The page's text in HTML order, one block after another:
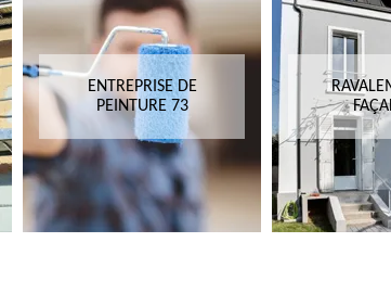
ENTREPRISE DE
PEINTURE 73